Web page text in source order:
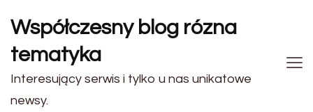
Współczesny blog rózna
tematyka
Interesujący serwis i tylko u nas unikatowe
newsy.